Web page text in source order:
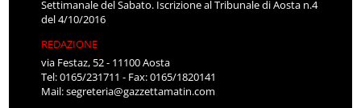
Settimanale del Sabato. Iscrizione al Tribunale di Aosta n.4
del 4/10/2016
REDAZIONE
via Festaz, 52 - 11100 Aosta
Tel: 0165/231711 - Fax: 0165/1820141
Mail:segreteria@gazzettamatin.com